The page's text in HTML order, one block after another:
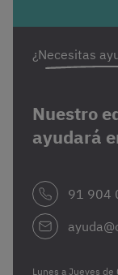
¿Necesitas
Nuestro
ayudará
91 904
Lunes a Jueves de